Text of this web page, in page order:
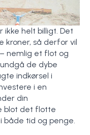
helt billigt. Det
kroner, så derfor vil
nemlig et flot og
de dybe
indkørsel i
i en
din
blot det flotte
både tid og penge.